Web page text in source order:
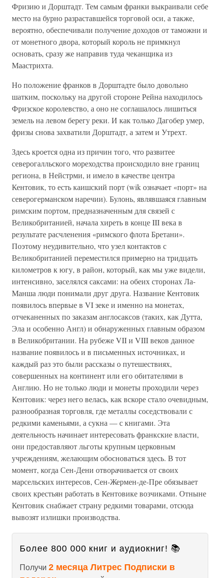
Фризию и Дорштадт. Тем самым франки выкраивали себе
место на бурно разраставшейся торговой оси, а также,
вероятно, обеспечивали получение доходов от таможни и
от монетного двора, который король не примкнул
основать, сразу же направив туда чеканщика из
Маастрихта.
Но положение франков в Дорштадте было довольно
шатким, поскольку на другой стороне Рейна находилось
Фризское королевство, а оно не соглашалось лишиться
земель на левом берегу реки. И как только Дагобер умер,
фризы снова захватили Дорштадт, а затем и Утрехт.
Здесь кроется одна из причин того, что развитее
северогалльского мореходства происходило вне границ
региона, в Нейстрми, и имело в качестве центра
Кентовик, то есть каишский порт (wik означает «порт» на
северогерманском наречии). Булонь, являвшаяся главным
римским портом, предназначенным для связей с
Великобританией, начала хиреть в конце III века в
результате расчленения «римского флота Бретани».
Поэтому неудивительно, что узел контактов с
Великобританией переместился примерно на тридцать
километров к югу, в район, который, как мы уже видели,
интенсивно, заселялся саксами: на обеих сторонах Ла-
Манша люди понимали друг друга. Название Кентовик
появилось впервые в VI зеке и именно на монетах,
отчеканенных по заказам англосаксов (таких, как Дутта,
Эла и особенно Англ) и обнаруженных главным образом
в Великобритании. На рубеже VII и VIII веков данное
название появилось и в письменных источниках, и
каждый раз это были рассказы о путешествиях,
совершенных на континент или его обитателями в
Англию. Но не только люди и монеты проходили через
Кентовик: через него велась, как вскоре стало очевидным,
разнообразная торговля, где металлы соседствовали с
редкими каменьями, а сукна — с книгами. Эта
деятельность начинает интересовать франкские власти,
они предоставляют льготы крупным церковным
учреждениям, желающим обосноваться здесь. В тот
момент, когда Сен-Дени отворачивается от своих
марсельских интересов, Сен-Жермен-де-Пре обязывает
своих крестьян работать в Кентовике возчиками. Отныне
Кентовик снабжает страну редкими товарами, отсюда
вывозят излишки производства.
Более 800 000 книг и аудиокниг! 📚
Получи 2 месяца Литрес Подписки в